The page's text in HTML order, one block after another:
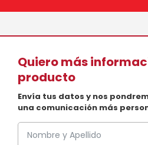
Quiero más
producto
Envía tus datos y nos
una comunicación más